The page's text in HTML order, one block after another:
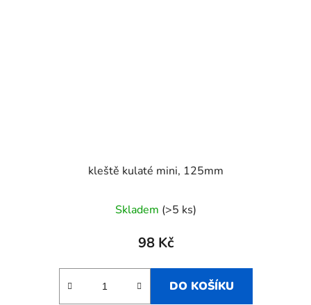
kleště kulaté mini, 125mm
Skladem (>5 ks)
98 Kč
DO KOŠÍKU